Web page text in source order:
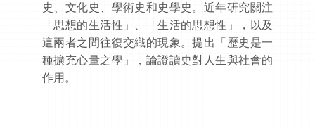
史、文化史、學術史和史學史。近年研究關注
「思想的生活性」、「生活的思想性」，以及
這兩者之間往復交織的現象。提出「歷史是一
種擴充心量之學」，論證讀史對人生與社會的
作用。